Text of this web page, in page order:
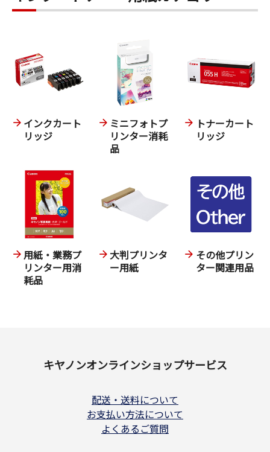
インクカート
リッジ
ミニフォトプ
リンター消耗
品
トナーカート
リッジ
用紙・業務プ
リンター用消
耗品
大判プリンタ
ー用紙
その他プリン
ター関連用品
キヤノンオンラインショップサービス
配送・送料について
お支払い方法について
よくあるご質問